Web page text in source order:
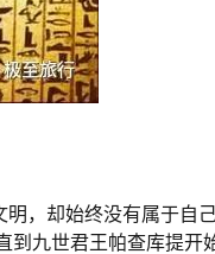
，却始终没有属于自
到九世君王帕查库提开